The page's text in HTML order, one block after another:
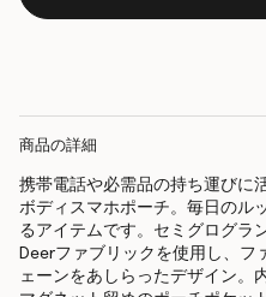
商品の詳細
携帯電話や必需品の持ち運びに
ボディスマホポーチ。毎日のル
るアイテムです。セミグログラ
Deerファブリックを使用し、フ
ェーンをあしらったデザイン。